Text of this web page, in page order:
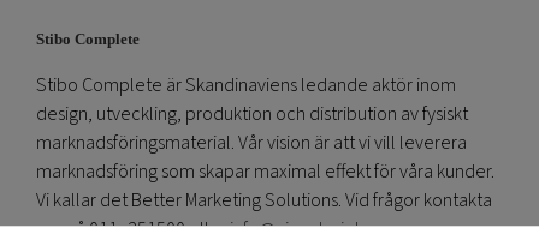
Stibo Complete
Stibo Complete är Skandinaviens ledande aktör inom
design, utveckling, produktion och distribution av fysiskt
marknadsföringsmaterial. Vår vision är att vi vill leverera
marknadsföring som skapar maximal effekt för våra kunder.
Vi kallar det Better Marketing Solutions. Vid frågor kontakta
oss på 011- 251500 ellerinfo@gigantprint.se